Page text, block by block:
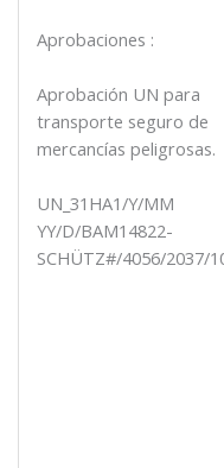
Aprobaciones :
Aprobación UN para
transporte seguro de
mercancías peligrosas.
UN_31HA1/Y/MM
YY/D/BAM14822-
SCHÜTZ#/4056/2037/